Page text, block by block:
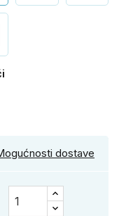
dostave